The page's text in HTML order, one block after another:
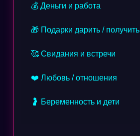
💰 Деньги и работа
🎁 Подарки дарить / получить
🥰 Свидания и встречи
❤️ Любовь / отношения
🤰 Беременность и дети